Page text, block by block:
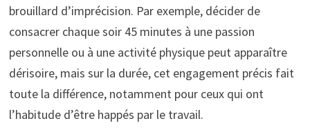
brouillard d’imprécision. Par exemple, décider de
consacrer chaque soir 45 minutes à une passion
personnelle ou à une activité physique peut apparaître
dérisoire, mais sur la durée, cet engagement précis fait
toute la différence, notamment pour ceux qui ont
l’habitude d’être happés par le travail.